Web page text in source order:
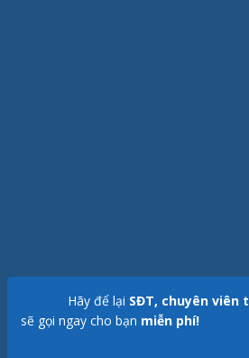
Hãy để lại SĐT, chuyên viên
sẽ gọi ngay cho bạn miễn phí!